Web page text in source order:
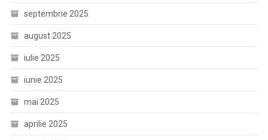
septembrie 2025
august 2025
iulie 2025
iunie 2025
mai 2025
aprilie 2025